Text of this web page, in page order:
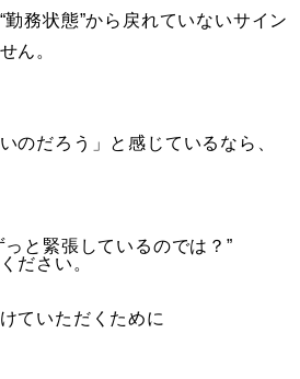
勤務状態”から戻れていないサイン
ん。
のだろう」と感じているなら、
っと緊張しているのでは？”
ださい。
ていただくために